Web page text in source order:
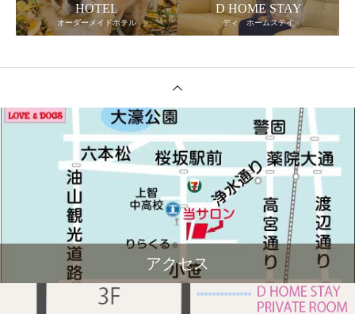
HOTEL
オーダーメイドホテル
D HOME STAY
ディ ホームステイ
アクセス